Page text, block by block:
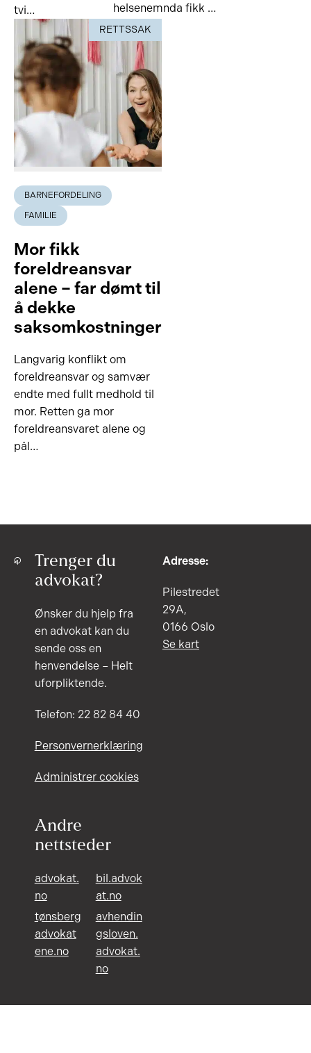
tvi…
helsenemnda fikk …
RETTSSAK
BARNEFORDELING
FAMILIE
Mor fikk
foreldreansvar
alene – far dømt til
å dekke
saksomkostninger
Langvarig konflikt om
foreldreansvar og samvær
endte med fullt medhold til
mor. Retten ga mor
foreldreansvaret alene og
pål…
Trenger du
advokat?
Ønsker du hjelp fra
en advokat kan du
sende oss en
henvendelse – Helt
uforpliktende.
Telefon: 22 82 84 40
Personvernerklæring
Administrer cookies
Andre
nettsteder
advokat.
no
bil.advok
at.no
tønsberg
advokat
ene.no
avhendin
gsloven.
advokat.
no
Adresse:
Pilestredet
29A,
0166 Oslo
Se kart